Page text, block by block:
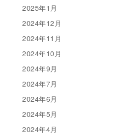
2025年1月
2024年12月
2024年11月
2024年10月
2024年9月
2024年7月
2024年6月
2024年5月
2024年4月